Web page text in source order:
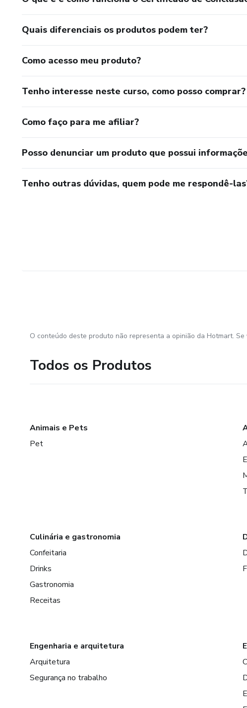
Quais diferenciais os produtos podem ter?
Como acesso meu produto?
Tenho interesse neste curso, como posso comprar?
Como faço para me afiliar?
Posso denunciar um produto que possui
Tenho outras dúvidas, quem pode me respondê-
O conteúdo deste produto não representa a opinião da Hotmart.
Todos os Produtos
Animais e Pets
Pet
Culinária e gastronomia
Confeitaria
Drinks
Gastronomia
Receitas
Engenharia e arquitetura
Arquitetura
Segurança no trabalho